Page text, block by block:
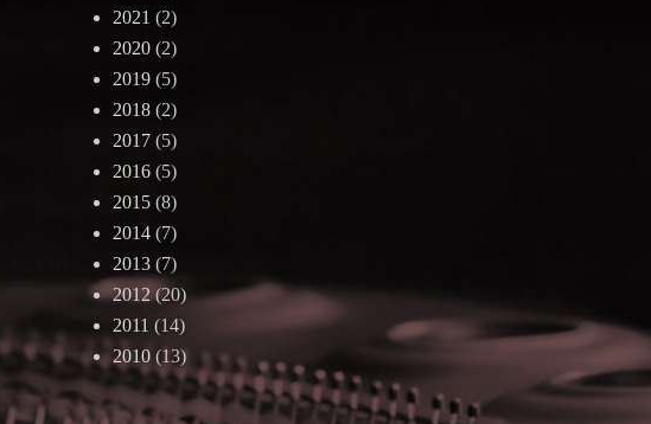
2021 (2)
2020 (2)
2019 (5)
2018 (2)
2017 (5)
2016 (5)
2015 (8)
2014 (7)
2013 (7)
2012(20)
2011 (14)
2010 (13)